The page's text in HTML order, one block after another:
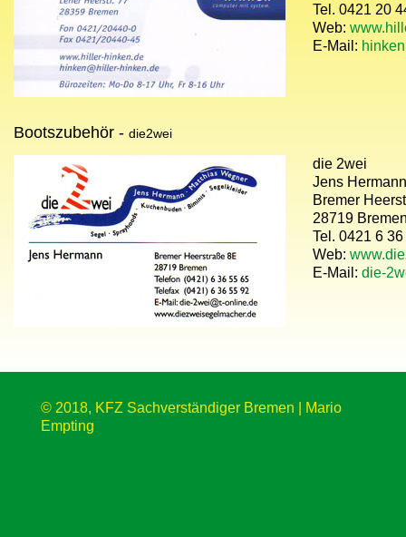
Tel. 0421 20
Web:
E-Mail:
Bootszubehör - die2wei
die 2wei
Jens Hermann
Bremer
28719
Tel. 0421 6
Web:
E-Mail: die-
© 2018, KFZ Sachverständiger Bremen | Mario
Empting